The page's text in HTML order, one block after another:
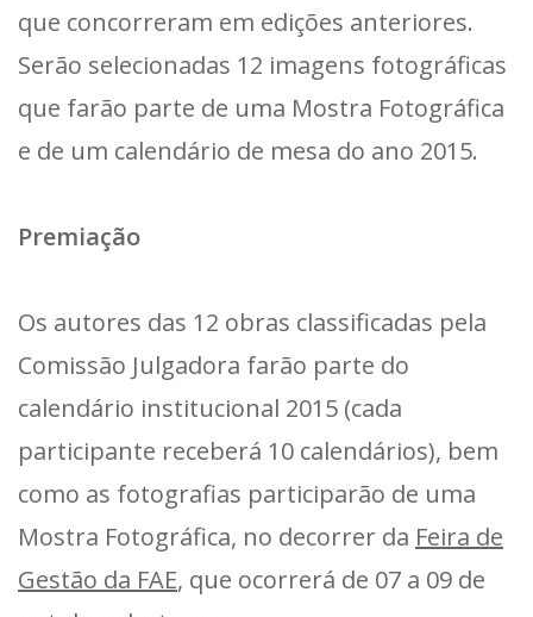
que concorreram em edições anteriores.
Serão selecionadas 12 imagens fotográficas
que farão parte de uma Mostra Fotográfica
e de um calendário de mesa do ano 2015.
Premiação
Os autores das 12 obras classificadas pela
Comissão Julgadora farão parte do
calendário institucional 2015 (cada
participante receberá 10 calendários), bem
como as fotografias participarão de uma
Mostra Fotográfica, no decorrer da Feira de
Gestão da FAE, que ocorrerá de 07 a 09 de